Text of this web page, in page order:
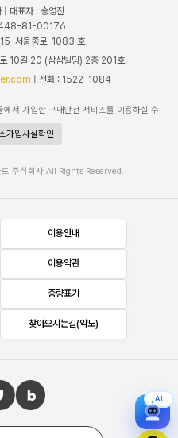
| 대표자 : 송영진
448-81-00176
서울종로-1083 호
10길 20 (삼삼빌딩) 2층 201호
| 전화 : 1522-1084
서 가입한 구매안전 서비스를 이용하실 수
가입사실확인
주식회사 All Rights Reserved.
이용안내
이용약관
중량표기
찾아오시는길(약도)
AI